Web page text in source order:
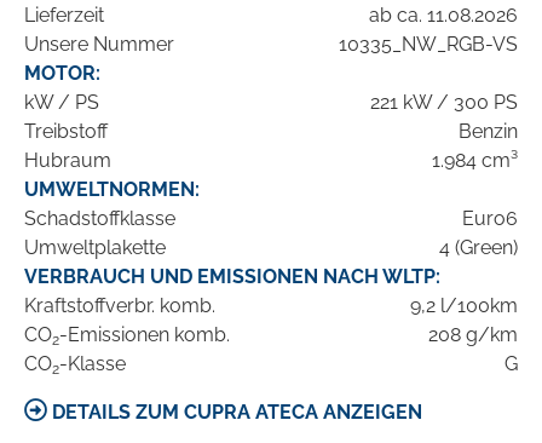
Lieferzeit
ab ca. 11.08.2026
Unsere Nummer
10335_NW_RGB-VS
MOTOR:
kW / PS
221 kW / 300 PS
Treibstoff
Benzin
Hubraum
1.984 cm³
UMWELTNORMEN:
Schadstoffklasse
Euro6
Umweltplakette
4 (Green)
VERBRAUCH UND EMISSIONEN NACH WLTP:
Kraftstoffverbr. komb.
9,2 l/100km
CO2-Emissionen komb.
208 g/km
CO2-Klasse G
DETAILS ZUM CUPRA ATECA ANZEIGEN